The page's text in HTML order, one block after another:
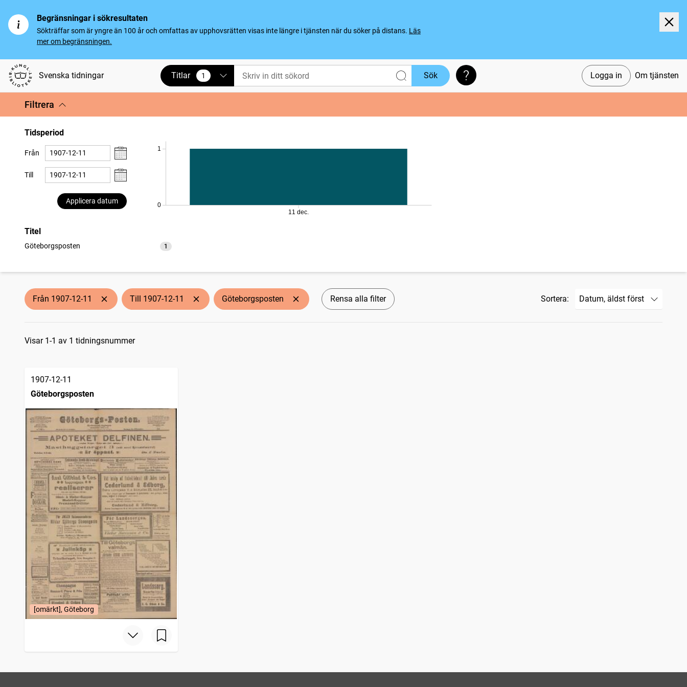
Begränsningar i sökresultaten
Sökträffar som är yngre än 100 år och omfattas av upphovsrätten visas inte längre i tjänsten när du söker på distans. Läs
mer om begränsningen.
Svenska tidningar Logga in Om tjänsten
Titlar 1
vald Sök Söktips
Filtrera
Tidsperiod
Från
Till
Applicera datum
0
1
11 dec.
Titel
Göteborgsposten 1
träffar
Från 1907-12-11 Till 1907-12-11 Göteborgsposten Rensa alla filter Sortera:
Sökresultat
Visar 1-1 av 1 tidningsnummer
1907-12-11
Göteborgsposten
[omärkt], Göteborg